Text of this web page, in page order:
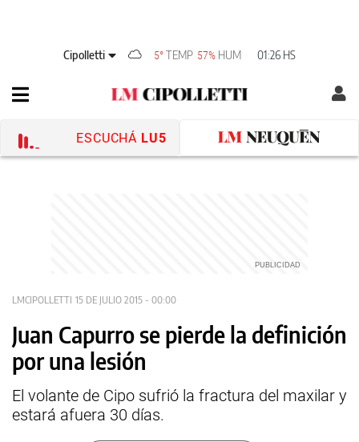
Cipolletti 5° TEMP 57% HUM 01:26 HS
ESCUCHÁ LU5
LMCIPOLLETTI 15 DE JULIO 2015 - 00:00
Juan Capurro se pierde la definición
por una lesión
El volante de Cipo sufrió la fractura del maxilar y
estará afuera 30 días.